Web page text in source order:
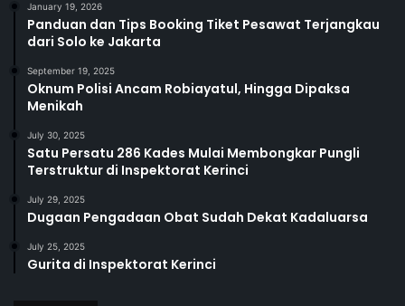
January 19, 2026
Panduan dan Tips Booking Tiket Pesawat Terjangkau
dari Solo ke Jakarta
September 19, 2025
Oknum Polisi Ancam Robiayatul, Hingga Dipaksa
Menikah
July 30, 2025
Satu Persatu 286 Kades Mulai Membongkar Pungli
Terstruktur di Inspektorat Kerinci
July 29, 2025
Dugaan Pengadaan Obat Sudah Dekat Kadaluarsa
July 25, 2025
Gurita di Inspektorat Kerinci